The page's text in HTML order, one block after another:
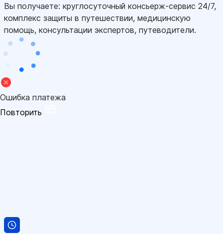
Вы получаете: круглосуточный консьерж-сервис 24/7,
комплекс защиты в путешествии, медицинскую
помощь, консультации экспертов, путеводители.
Ошибка платежа
Повторить